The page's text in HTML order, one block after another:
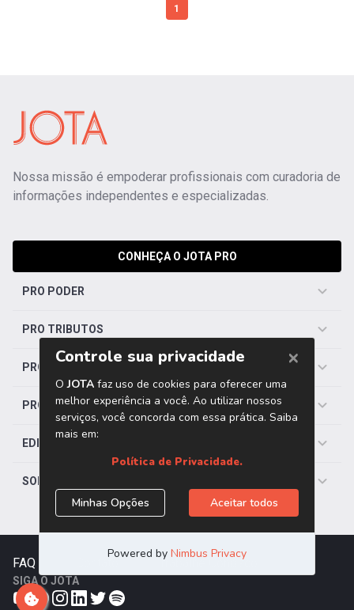
1
Nossa missão é empoderar profissionais com curadoria de
informações independentes e especializadas.
CONHEÇA O JOTA PRO
PRO PODER
PRO TRIBUTOS
PRO TRABALHISTA
PRO SAÚDE
EDITORIAS
SOBRE O JOTA
FAQ Trabalhe Conosco
SIGA O JOTA